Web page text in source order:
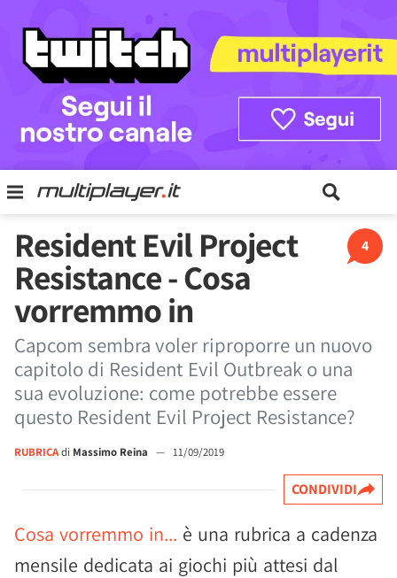
4
Resident Evil Project
Resistance - Cosa
vorremmo in
Capcom sembra voler riproporre un nuovo
capitolo di Resident Evil Outbreak o una
sua evoluzione: come potrebbe essere
questo Resident Evil Project Resistance?
RUBRICAdi Massimo Reina — 11/09/2019
CONDIVIDI
Cosa vorremmo in... è una rubrica a cadenza
mensile dedicata ai giochi più attesi dal